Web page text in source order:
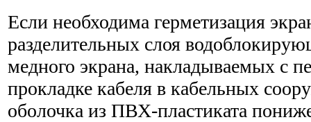
Если необходима герметизация
разделительных слоя
медного экрана, накладываемых с
прокладке кабеля в кабельных
оболочка из ПВХ-пластиката